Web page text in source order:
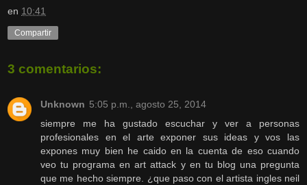
en 10:41
Compartir
3 comentarios:
Unknown 5:05 p.m., agosto 25, 2014
siempre me ha gustado escuchar y ver a personas
profesionales en el arte exponer sus ideas y vos las
expones muy bien he caido en la cuenta de eso cuando
veo tu programa en art attack y en tu blog una pregunta
que me hecho siempre. ¿que paso con el artista ingles neil